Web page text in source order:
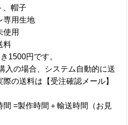
、帽子
用生地
使用
料
1500円です。
入の場合、システム自動的に送
の送料は【受注確認メール】
=製作時間＋輸送時間（お見